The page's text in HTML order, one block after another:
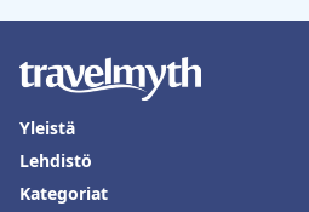
Yleistä
Lehdistö
Kategoriat